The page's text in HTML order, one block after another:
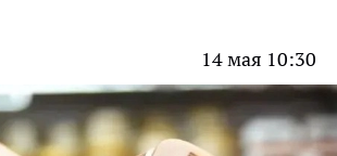
14 мая 10:30